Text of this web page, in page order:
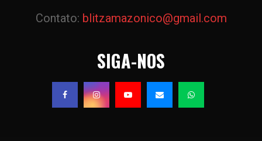
Contato: blitzamazonico@gmail.com
SIGA-NOS